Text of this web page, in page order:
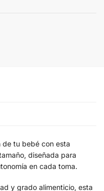
de tu bebé con esta
diseñada para
en cada toma.
y grado alimenticio, esta